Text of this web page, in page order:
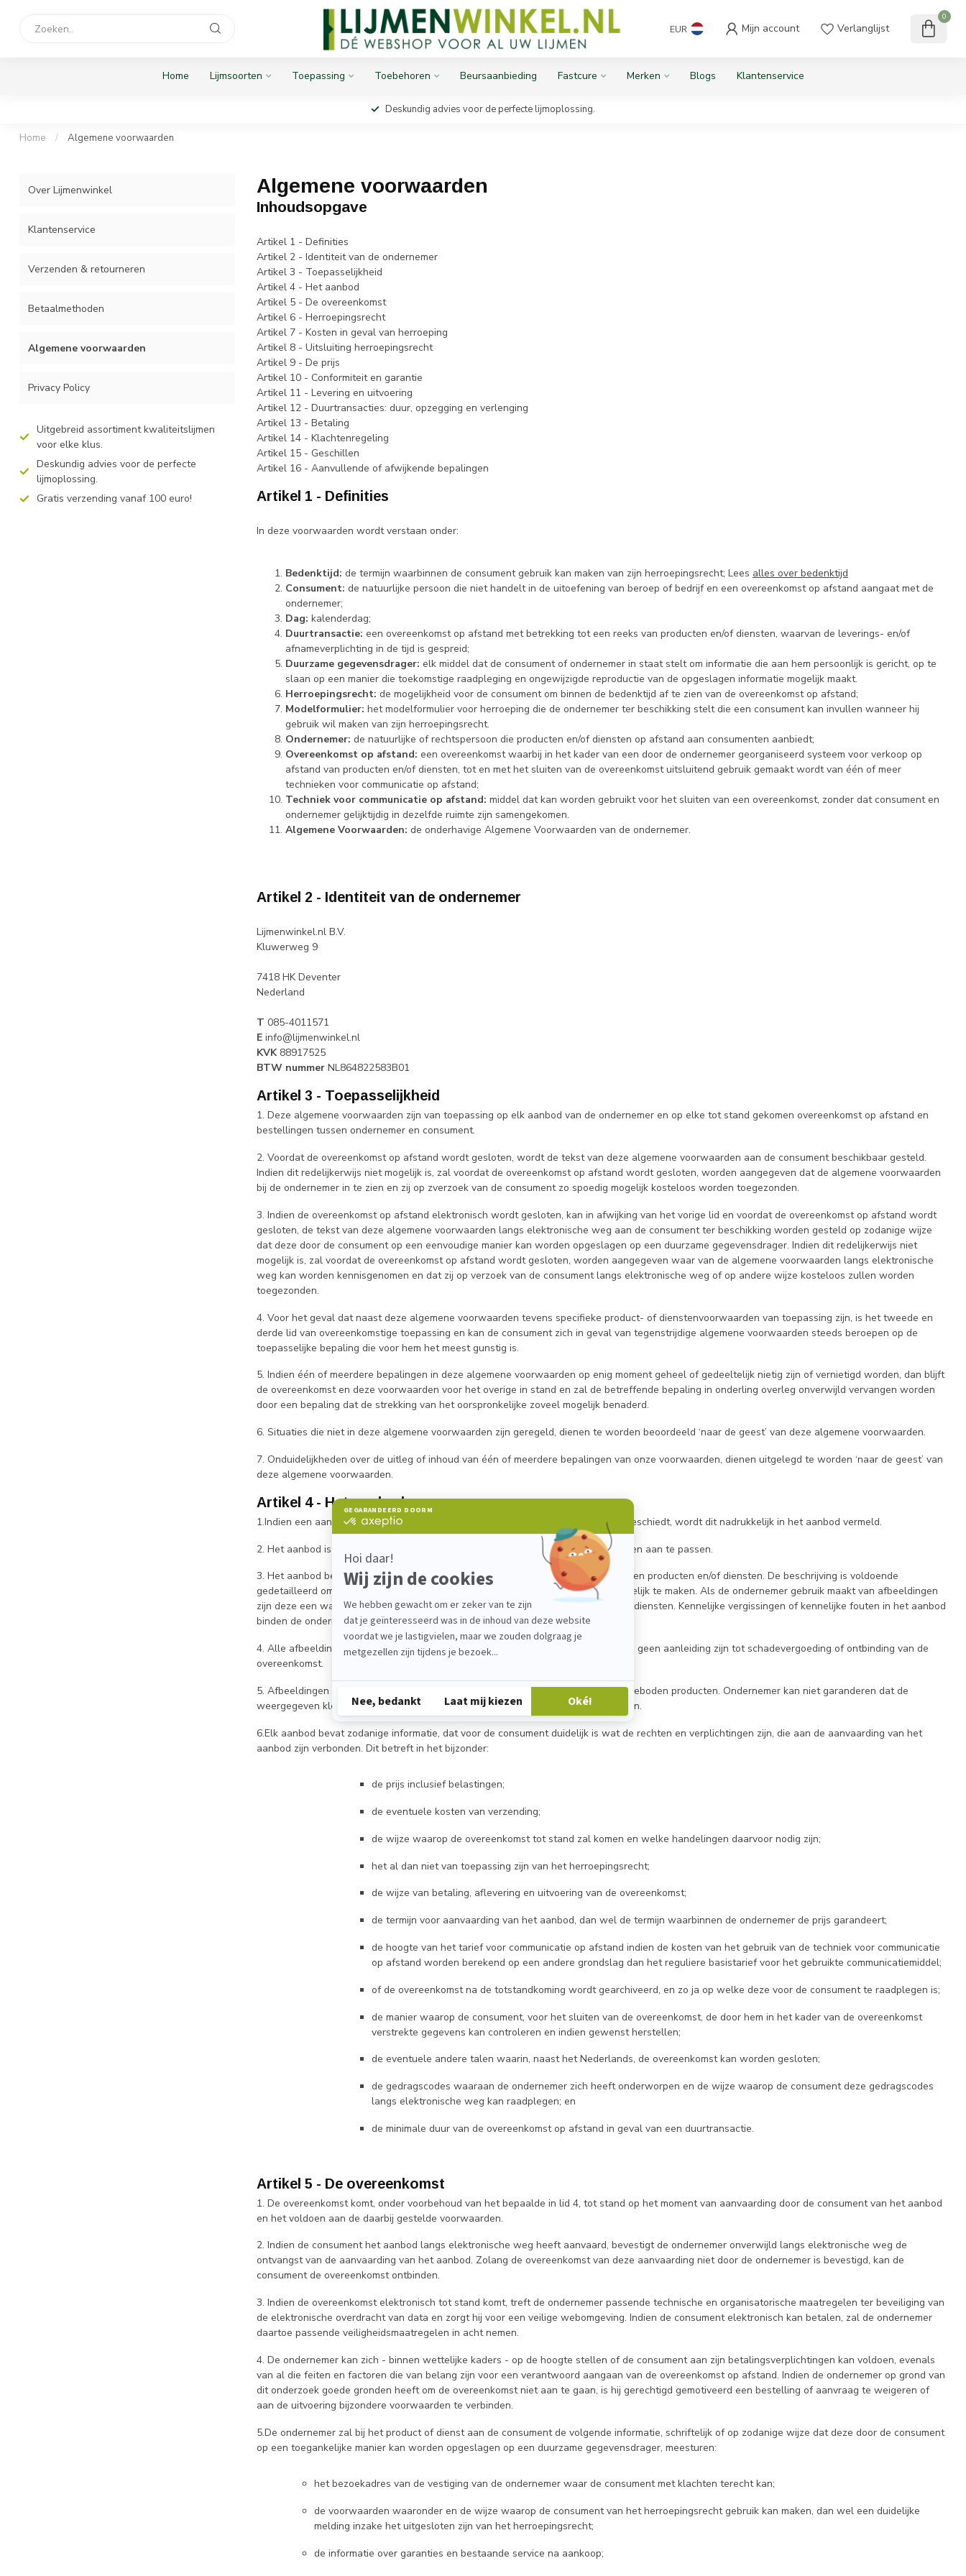
EUR Mijn account Verlanglijst
0
Home Lijmsoorten Toepassing Toebehoren Beursaanbieding Fastcure Merken Blogs Klantenservice
Deskundig advies voor de perfecte lijmoplossing.
Home / Algemene voorwaarden
Over Lijmenwinkel
Klantenservice
Verzenden & retourneren
Betaalmethoden
Algemene voorwaarden
Privacy Policy
Uitgebreid assortiment kwaliteitslijmen
voor elke klus.
Deskundig advies voor de perfecte
lijmoplossing.
Gratis verzending vanaf 100 euro!
Algemene voorwaarden
Inhoudsopgave
Artikel 1 - Definities
Artikel 2 - Identiteit van de ondernemer
Artikel 3 - Toepasselijkheid
Artikel 4 - Het aanbod
Artikel 5 - De overeenkomst
Artikel 6 - Herroepingsrecht
Artikel 7 - Kosten in geval van herroeping
Artikel 8 - Uitsluiting herroepingsrecht
Artikel 9 - De prijs
Artikel 10 - Conformiteit en garantie
Artikel 11 - Levering en uitvoering
Artikel 12 - Duurtransacties: duur, opzegging en verlenging
Artikel 13 - Betaling
Artikel 14 - Klachtenregeling
Artikel 15 - Geschillen
Artikel 16 - Aanvullende of afwijkende bepalingen
Artikel 1 - Definities
In deze voorwaarden wordt verstaan onder:
Bedenktijd: de termijn waarbinnen de consument gebruik kan maken van zijn herroepingsrecht; Lees alles over bedenktijd
Consument: de natuurlijke persoon die niet handelt in de uitoefening van beroep of bedrijf en een overeenkomst op afstand aangaat met de
ondernemer;
Dag: kalenderdag;
Duurtransactie: een overeenkomst op afstand met betrekking tot een reeks van producten en/of diensten, waarvan de leverings- en/of
afnameverplichting in de tijd is gespreid;
Duurzame gegevensdrager: elk middel dat de consument of ondernemer in staat stelt om informatie die aan hem persoonlijk is gericht, op te
slaan op een manier die toekomstige raadpleging en ongewijzigde reproductie van de opgeslagen informatie mogelijk maakt.
Herroepingsrecht: de mogelijkheid voor de consument om binnen de bedenktijd af te zien van de overeenkomst op afstand;
Modelformulier: het modelformulier voor herroeping die de ondernemer ter beschikking stelt die een consument kan invullen wanneer hij
gebruik wil maken van zijn herroepingsrecht.
Ondernemer: de natuurlijke of rechtspersoon die producten en/of diensten op afstand aan consumenten aanbiedt;
Overeenkomst op afstand: een overeenkomst waarbij in het kader van een door de ondernemer georganiseerd systeem voor verkoop op
afstand van producten en/of diensten, tot en met het sluiten van de overeenkomst uitsluitend gebruik gemaakt wordt van één of meer
technieken voor communicatie op afstand;
Techniek voor communicatie op afstand: middel dat kan worden gebruikt voor het sluiten van een overeenkomst, zonder dat consument en
ondernemer gelijktijdig in dezelfde ruimte zijn samengekomen.
Algemene Voorwaarden: de onderhavige Algemene Voorwaarden van de ondernemer.
Artikel 2 - Identiteit van de ondernemer
Lijmenwinkel.nl B.V.
Kluwerweg 9
7418 HK Deventer
Nederland
T 085-4011571
E info@lijmenwinkel.nl
KVK88917525
BTW nummer NL864822583B01
Artikel 3 - Toepasselijkheid
1. Deze algemene voorwaarden zijn van toepassing op elk aanbod van de ondernemer en op elke tot stand gekomen overeenkomst op afstand en
bestellingen tussen ondernemer en consument.
2. Voordat de overeenkomst op afstand wordt gesloten, wordt de tekst van deze algemene voorwaarden aan de consument beschikbaar gesteld.
Indien dit redelijkerwijs niet mogelijk is, zal voordat de overeenkomst op afstand wordt gesloten, worden aangegeven dat de algemene voorwaarden
bij de ondernemer in te zien en zij op zverzoek van de consument zo spoedig mogelijk kosteloos worden toegezonden.
3. Indien de overeenkomst op afstand elektronisch wordt gesloten, kan in afwijking van het vorige lid en voordat de overeenkomst op afstand wordt
gesloten, de tekst van deze algemene voorwaarden langs elektronische weg aan de consument ter beschikking worden gesteld op zodanige wijze
dat deze door de consument op een eenvoudige manier kan worden opgeslagen op een duurzame gegevensdrager. Indien dit redelijkerwijs niet
mogelijk is, zal voordat de overeenkomst op afstand wordt gesloten, worden aangegeven waar van de algemene voorwaarden langs elektronische
weg kan worden kennisgenomen en dat zij op verzoek van de consument langs elektronische weg of op andere wijze kosteloos zullen worden
toegezonden.
4. Voor het geval dat naast deze algemene voorwaarden tevens specifieke product- of dienstenvoorwaarden van toepassing zijn, is het tweede en
derde lid van overeenkomstige toepassing en kan de consument zich in geval van tegenstrijdige algemene voorwaarden steeds beroepen op de
toepasselijke bepaling die voor hem het meest gunstig is.
5. Indien één of meerdere bepalingen in deze algemene voorwaarden op enig moment geheel of gedeeltelijk nietig zijn of vernietigd worden, dan blijft
de overeenkomst en deze voorwaarden voor het overige in stand en zal de betreffende bepaling in onderling overleg onverwijld vervangen worden
door een bepaling dat de strekking van het oorspronkelijke zoveel mogelijk benaderd.
6. Situaties die niet in deze algemene voorwaarden zijn geregeld, dienen te worden beoordeeld ‘naar de geest’ van deze algemene voorwaarden.
7. Onduidelijkheden over de uitleg of inhoud van één of meerdere bepalingen van onze voorwaarden, dienen uitgelegd te worden ‘naar de geest’ van
deze algemene voorwaarden.
Artikel 4 - Het aanbod
1.Indien een aanbod een beperkte geldigheidsduur heeft of onder voorwaarden geschiedt, wordt dit nadrukkelijk in het aanbod vermeld.
2. Het aanbod is vrijblijvend. De ondernemer is gerechtigd het aanbod te wijzigen en aan te passen.
3. Het aanbod bevat een volledige en nauwkeurige omschrijving van de aangeboden producten en/of diensten. De beschrijving is voldoende
gedetailleerd om een goede beoordeling van het aanbod door de consument mogelijk te maken. Als de ondernemer gebruik maakt van afbeeldingen
zijn deze een waarheidsgetrouwe weergave van de aangeboden producten en/of diensten. Kennelijke vergissingen of kennelijke fouten in het aanbod
binden de ondernemer niet.
4. Alle afbeeldingen, specificaties gegevens in het aanbod zijn indicatie en kunnen geen aanleiding zijn tot schadevergoeding of ontbinding van de
overeenkomst.
5. Afbeeldingen bij producten zijn een waarheidsgetrouwe weergave van de aangeboden producten. Ondernemer kan niet garanderen dat de
weergegeven kleuren exact overeenkomen met de echte kleuren van de producten.
6.Elk aanbod bevat zodanige informatie, dat voor de consument duidelijk is wat de rechten en verplichtingen zijn, die aan de aanvaarding van het
aanbod zijn verbonden. Dit betreft in het bijzonder:
de prijs inclusief belastingen;
de eventuele kosten van verzending;
de wijze waarop de overeenkomst tot stand zal komen en welke handelingen daarvoor nodig zijn;
het al dan niet van toepassing zijn van het herroepingsrecht;
de wijze van betaling, aflevering en uitvoering van de overeenkomst;
de termijn voor aanvaarding van het aanbod, dan wel de termijn waarbinnen de ondernemer de prijs garandeert;
de hoogte van het tarief voor communicatie op afstand indien de kosten van het gebruik van de techniek voor communicatie
op afstand worden berekend op een andere grondslag dan het reguliere basistarief voor het gebruikte communicatiemiddel;
of de overeenkomst na de totstandkoming wordt gearchiveerd, en zo ja op welke deze voor de consument te raadplegen is;
de manier waarop de consument, voor het sluiten van de overeenkomst, de door hem in het kader van de overeenkomst
verstrekte gegevens kan controleren en indien gewenst herstellen;
de eventuele andere talen waarin, naast het Nederlands, de overeenkomst kan worden gesloten;
de gedragscodes waaraan de ondernemer zich heeft onderworpen en de wijze waarop de consument deze gedragscodes
langs elektronische weg kan raadplegen; en
de minimale duur van de overeenkomst op afstand in geval van een duurtransactie.
Artikel 5 - De overeenkomst
1. De overeenkomst komt, onder voorbehoud van het bepaalde in lid 4, tot stand op het moment van aanvaarding door de consument van het aanbod
en het voldoen aan de daarbij gestelde voorwaarden.
2. Indien de consument het aanbod langs elektronische weg heeft aanvaard, bevestigt de ondernemer onverwijld langs elektronische weg de
ontvangst van de aanvaarding van het aanbod. Zolang de overeenkomst van deze aanvaarding niet door de ondernemer is bevestigd, kan de
consument de overeenkomst ontbinden.
3. Indien de overeenkomst elektronisch tot stand komt, treft de ondernemer passende technische en organisatorische maatregelen ter beveiliging van
de elektronische overdracht van data en zorgt hij voor een veilige webomgeving. Indien de consument elektronisch kan betalen, zal de ondernemer
daartoe passende veiligheidsmaatregelen in acht nemen.
4. De ondernemer kan zich - binnen wettelijke kaders - op de hoogte stellen of de consument aan zijn betalingsverplichtingen kan voldoen, evenals
van al die feiten en factoren die van belang zijn voor een verantwoord aangaan van de overeenkomst op afstand. Indien de ondernemer op grond van
dit onderzoek goede gronden heeft om de overeenkomst niet aan te gaan, is hij gerechtigd gemotiveerd een bestelling of aanvraag te weigeren of
aan de uitvoering bijzondere voorwaarden te verbinden.
5.De ondernemer zal bij het product of dienst aan de consument de volgende informatie, schriftelijk of op zodanige wijze dat deze door de consument
op een toegankelijke manier kan worden opgeslagen op een duurzame gegevensdrager, meesturen:
het bezoekadres van de vestiging van de ondernemer waar de consument met klachten terecht kan;
de voorwaarden waaronder en de wijze waarop de consument van het herroepingsrecht gebruik kan maken, dan wel een duidelijke
melding inzake het uitgesloten zijn van het herroepingsrecht;
de informatie over garanties en bestaande service na aankoop;